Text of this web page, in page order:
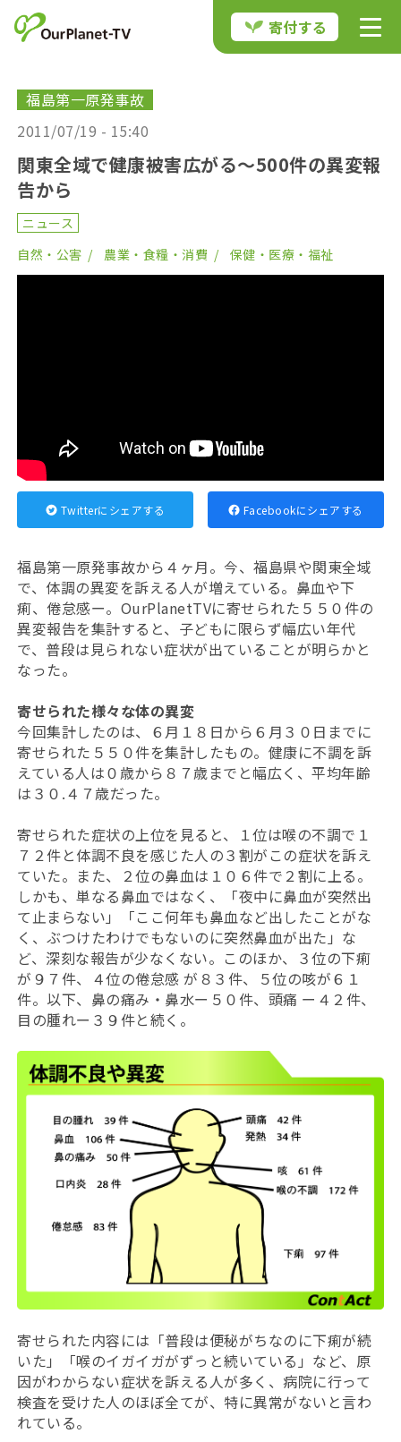
寄付する
福島第一原発事故
2011/07/19 - 15:40
関東全域で健康被害広がる〜500件の異変報
告から
ニュース
自然・公害
農業・食糧・消費 保健・医療・福祉
Twitterにシェアする Facebookにシェアする
福島第一原発事故から４ヶ月。今、福島県や関東全域
で、体調の異変を訴える人が増えている。鼻血や下
痢、倦怠感ー。OurPlanetTVに寄せられた５５０件の
異変報告を集計すると、子どもに限らず幅広い年代
で、普段は見られない症状が出ていることが明らかと
なった。
寄せられた様々な体の異変
今回集計したのは、６月１８日から６月３０日までに
寄せられた５５０件を集計したもの。健康に不調を訴
えている人は０歳から８７歳までと幅広く、平均年齢
は３０.４７歳だった。
寄せられた症状の上位を見ると、１位は喉の不調で１
７２件と体調不良を感じた人の３割がこの症状を訴え
ていた。また、２位の鼻血は１０６件で２割に上る。
しかも、単なる鼻血ではなく、「夜中に鼻血が突然出
て止まらない」「ここ何年も鼻血など出したことがな
く、ぶつけたわけでもないのに突然鼻血が出た」な
ど、深刻な報告が少なくない。このほか、３位の下痢
が９７件、４位の倦怠感 が８３件、５位の咳が６１
件。以下、鼻の痛み・鼻水ー５０件、頭痛 ー４２件、
目の腫れー３９件と続く。
寄せられた内容には「普段は便秘がちなのに下痢が続
いた」「喉のイガイガがずっと続いている」など、原
因がわからない症状を訴える人が多く、病院に行って
検査を受けた人のほぼ全てが、特に異常がないと言わ
れている。